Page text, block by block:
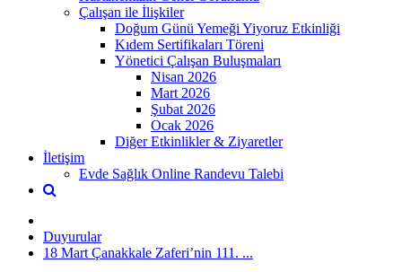
Çalışan ile İlişkiler
Doğum Günü Yemeği Yiyoruz Etkinliği
Kıdem Sertifikaları Töreni
Yönetici Çalışan Buluşmaları
Nisan 2026
Mart 2026
Şubat 2026
Ocak 2026
Diğer Etkinlikler & Ziyaretler
İletişim
Evde Sağlık Online Randevu Talebi
Duyurular
18 Mart Çanakkale Zaferi’nin 111. ...